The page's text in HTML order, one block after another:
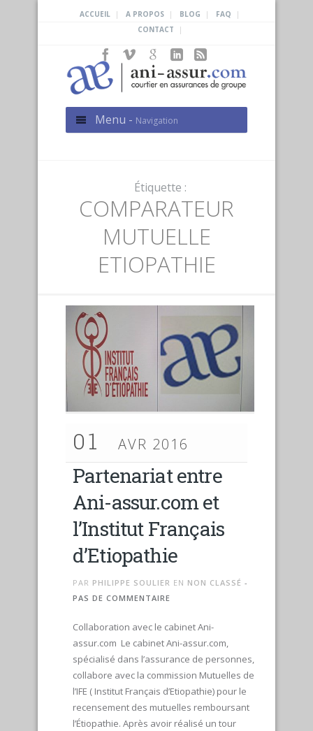
ACCUEIL | A PROPOS | BLOG | FAQ |
CONTACT |
Menu - Navigation
Étiquette :
COMPARATEUR
MUTUELLE
ETIOPATHIE
01 AVR 2016
Partenariat entre
Ani-assur.com et
l’Institut Français
d’Etiopathie
PAR PHILIPPE SOULIER EN NON CLASSÉ -
PAS DE COMMENTAIRE
Collaboration avec le cabinet Ani-
assur.com Le cabinet Ani-assur.com,
spécialisé dans l’assurance de personnes,
collabore avec la commission Mutuelles de
l’IFE ( Institut Français d’Etiopathie) pour le
recensement des mutuelles remboursant
l’Étiopathie. Après avoir réalisé un tour